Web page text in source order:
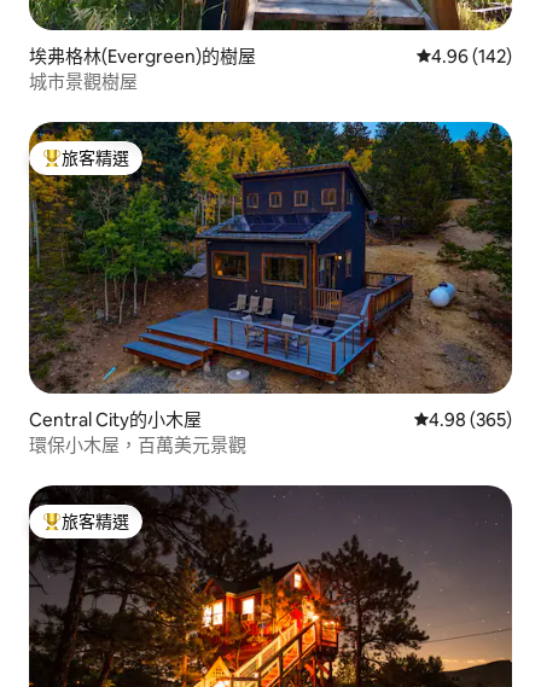
埃弗格林(Evergreen)的樹屋 從 142 則評價
4.96 (142)
城市景觀樹屋
旅客精選榜首
旅客精選
Central City的小木屋 從 365 則評價
4.98 (365)
環保小木屋，百萬美元景觀
旅客精選榜首
旅客精選